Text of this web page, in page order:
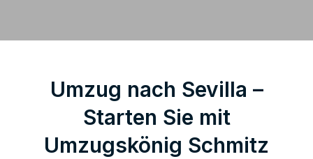
Umzug nach Sevilla –
Starten Sie mit
Umzugskönig Schmitz